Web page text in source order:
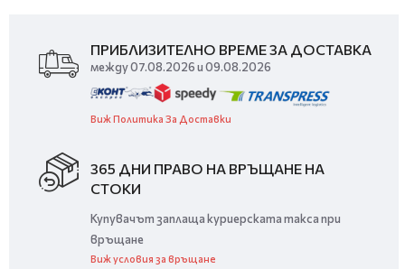
ПРИБЛИЗИТЕЛНО ВРЕМЕ ЗА ДОСТАВКА
между 07.08.2026 и 09.08.2026
Виж Политика За Доставки
365 ДНИ ПРАВО НА ВРЪЩАНЕ НА
СТОКИ
Купувачът заплаща куриерската такса при
връщане
Виж условия за връщане